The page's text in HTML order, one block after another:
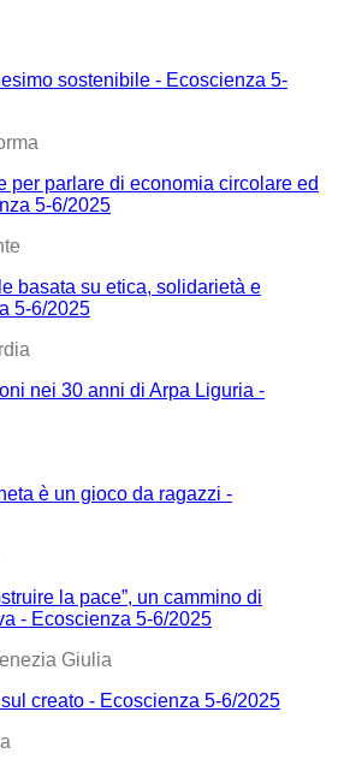
sostenibile - Ecoscienza 5-
per parlare di economia circolare ed
5-6/2025
basata su etica, solidarietà e
5-6/2025
nei 30 anni di Arpa Liguria -
è un gioco da ragazzi -
la pace”, un cammino di
- Ecoscienza 5-6/2025
Giulia
creato - Ecoscienza 5-6/2025